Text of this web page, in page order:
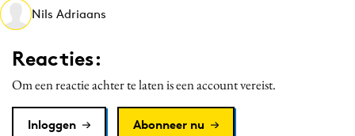
Nils Adriaans
Reacties:
Om een reactie achter te laten is een account vereist.
Inloggen Abonneer nu